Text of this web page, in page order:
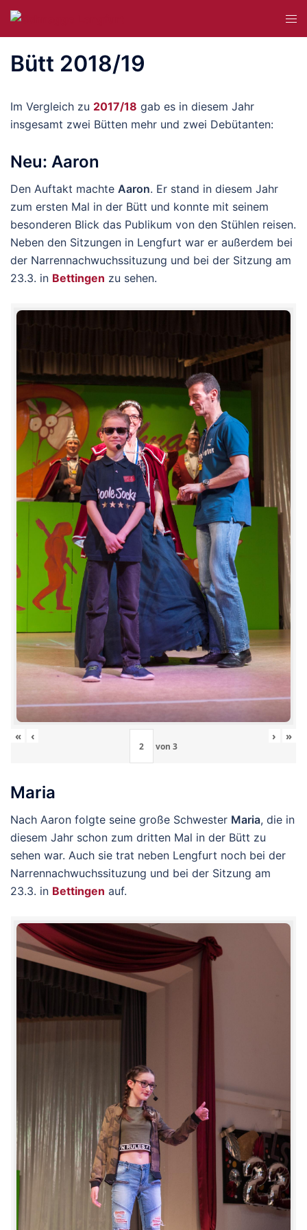
Zum
Bütt 2018/19
Im Vergleich zu 2017/18 gab es in diesem Jahr
insgesamt zwei Bütten mehr und zwei Debütanten:
Neu: Aaron
Den Auftakt machte Aaron. Er stand in diesem Jahr
zum ersten Mal in der Bütt und konnte mit seinem
besonderen Blick das Publikum von den Stühlen reisen.
Neben den Sitzungen in Lengfurt war er außerdem bei
der Narrennachwuchssituzung und bei der Sitzung am
23.3. in Bettingen zu sehen.
« ‹
von 3
› »
Maria
Nach Aaron folgte seine große Schwester Maria, die in
diesem Jahr schon zum dritten Mal in der Bütt zu
sehen war. Auch sie trat neben Lengfurt noch bei der
Narrennachwuchssituzung und bei der Sitzung am
23.3. in Bettingen auf.